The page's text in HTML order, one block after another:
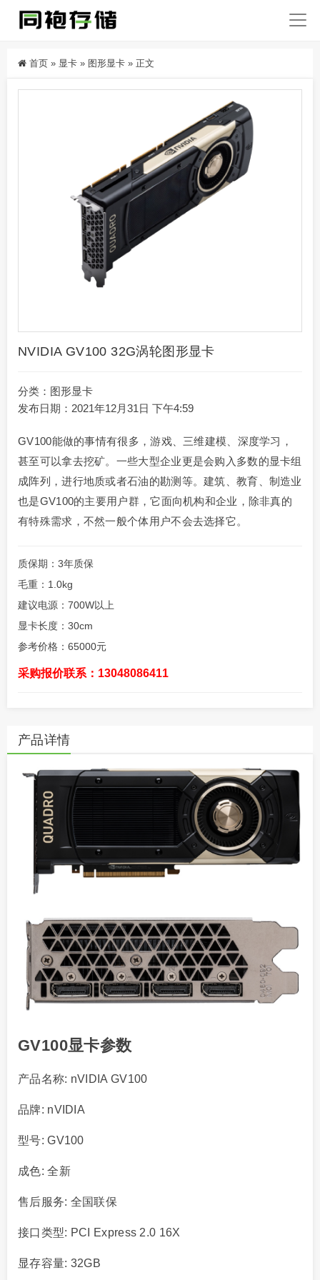
首页 » 显卡 » 图形显卡 » 正文
NVIDIA GV100 32G涡轮图形显卡
分类： 图形显卡
发布日期：2021年12月31日 下午4:59
GV100能做的事情有很多，游戏、三维建模、深度学习，
甚至可以拿去挖矿。一些大型企业更是会购入多数的显卡组
成阵列，进行地质或者石油的勘测等。建筑、教育、制造业
也是GV100的主要用户群，它面向机构和企业，除非真的
有特殊需求，不然一般个体用户不会去选择它。
质保期：3年质保
毛重：1.0kg
建议电源：700W以上
显卡长度：30cm
参考价格：65000元
采购报价联系：13048086411
产品详情
GV100显卡参数
产品名称: nVIDIA GV100
品牌: nVIDIA
型号: GV100
成色: 全新
售后服务: 全国联保
接口类型: PCI Express 2.0 16X
显存容量: 32GB